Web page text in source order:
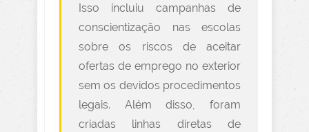
Isso incluiu campanhas de
conscientização nas escolas
sobre os riscos de aceitar
ofertas de emprego no exterior
sem os devidos procedimentos
legais. Além disso, foram
criadas linhas diretas de